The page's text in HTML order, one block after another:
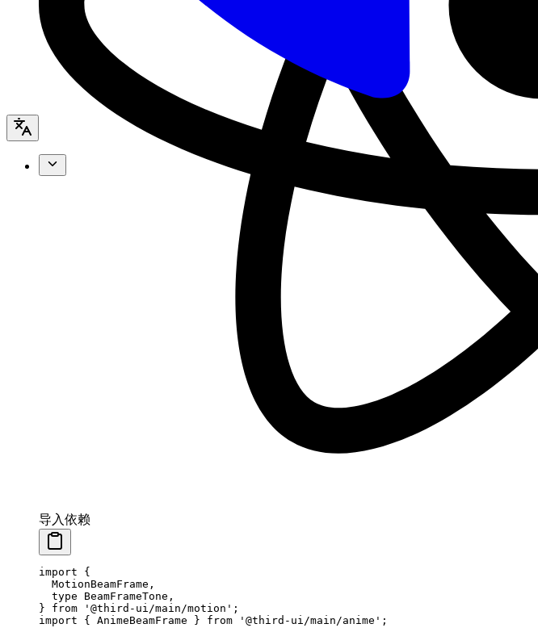
导入依赖
import {
  MotionBeamFrame
,
  type
BeamFrameTone ,
} from '@third-ui/main/motion' ;
import { AnimeBeamFrame } from '@third-ui/main/anime' ;